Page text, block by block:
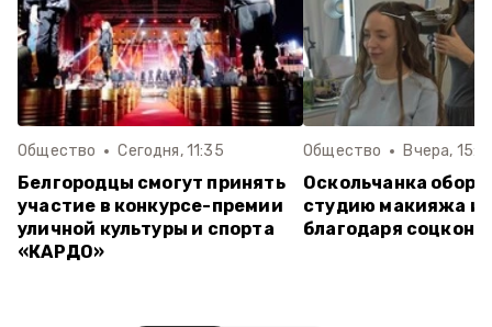
Общество Сегодня, 11:35
Белгородцы смогут принять
участие в конкурсе-премии
уличной культуры и спорта
«КАРДО»
Общество Вчера,
Оскольчанка
студию макияжа и
благодаря